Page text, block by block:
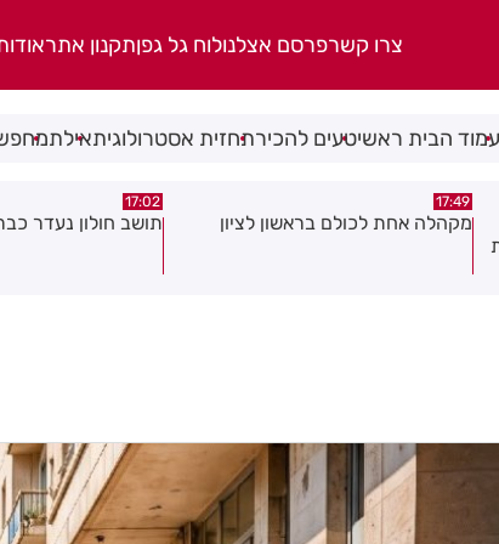
צרו קשרפרסם אצלנולוח גל גפןתקנון אתר
עמוד הבית ראשיטעים להכירתחזית אסטרולוגיתאילת
17:02
תושב חולון נעדר כבר שבועיים
15:21
"הרצל שמח בחמישי":